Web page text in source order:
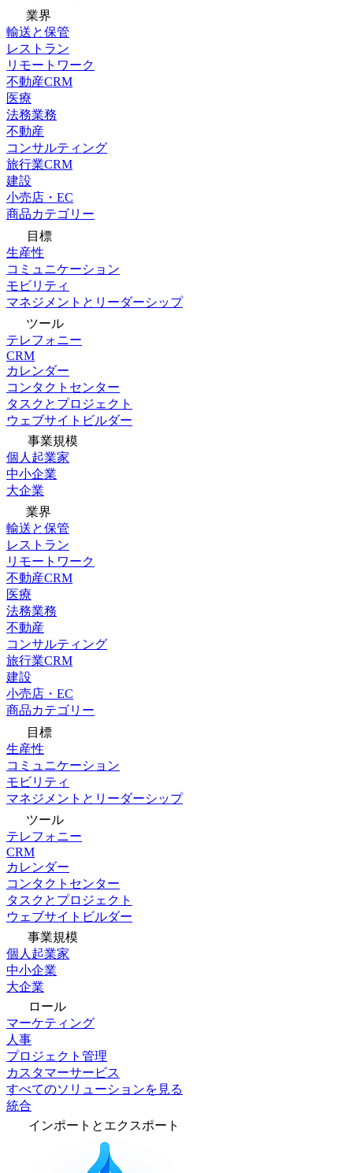
業界
輸送と保管
レストラン
リモートワーク
不動産CRM
医療
法務業務
不動産
コンサルティング
旅行業CRM
建設
小売店・EC
商品カテゴリー
目標
生産性
コミュニケーション
モビリティ
マネジメントとリーダーシップ
ツール
テレフォニー
CRM
カレンダー
コンタクトセンター
タスクとプロジェクト
ウェブサイトビルダー
事業規模
個人起業家
中小企業
大企業
業界
輸送と保管
レストラン
リモートワーク
不動産CRM
医療
法務業務
不動産
コンサルティング
旅行業CRM
建設
小売店・EC
商品カテゴリー
目標
生産性
コミュニケーション
モビリティ
マネジメントとリーダーシップ
ツール
テレフォニー
CRM
カレンダー
コンタクトセンター
タスクとプロジェクト
ウェブサイトビルダー
事業規模
個人起業家
中小企業
大企業
ロール
マーケティング
人事
プロジェクト管理
カスタマーサービス
すべてのソリューションを見る
統合
インポートとエクスポート